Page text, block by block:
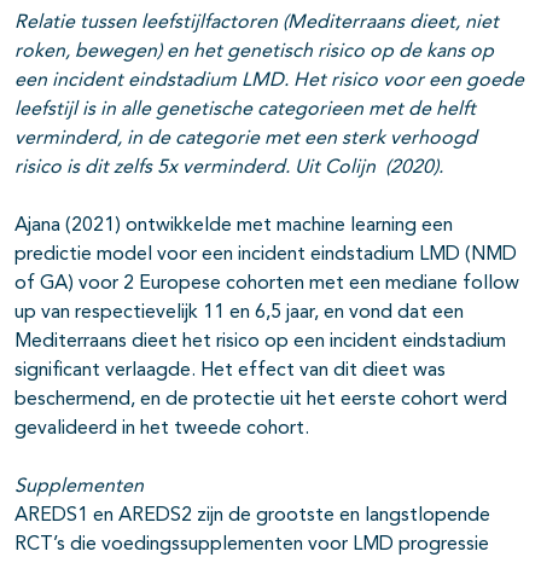
Relatie tussen leefstijlfactoren (Mediterraans dieet, niet
roken, bewegen) en het genetisch risico op de kans op
een incident eindstadium LMD. Het risico voor een goede
leefstijl is in alle genetische categorieen met de helft
verminderd, in de categorie met een sterk verhoogd
risico is dit zelfs 5x verminderd. Uit Colijn (2020).
Ajana (2021) ontwikkelde met machine learning een
predictie model voor een incident eindstadium LMD (NMD
of GA) voor 2 Europese cohorten met een mediane follow
up van respectievelijk 11 en 6,5 jaar, en vond dat een
Mediterraans dieet het risico op een incident eindstadium
significant verlaagde. Het effect van dit dieet was
beschermend, en de protectie uit het eerste cohort werd
gevalideerd in het tweede cohort.
Supplementen
AREDS1 en AREDS2 zijn de grootste en langstlopende
RCT’s die voedingssupplementen voor LMD progressie